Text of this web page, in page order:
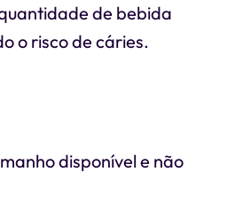
de bebida
o risco de cáries.
disponível e não